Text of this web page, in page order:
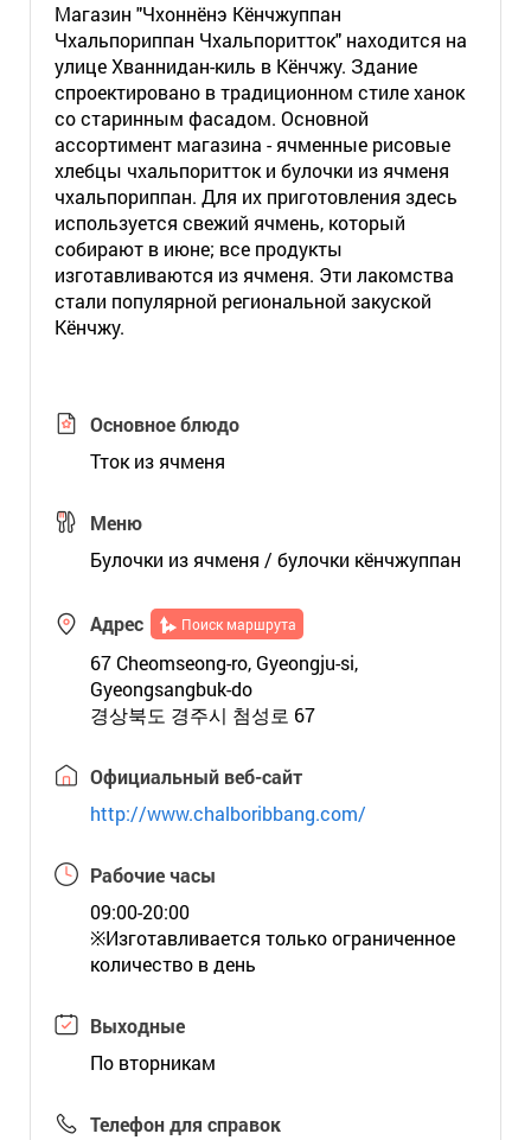
Магазин "Чхоннёнэ Кёнчжуппан
Чхальпориппан Чхальпоритток" находится на
улице Хваннидан-киль в Кёнчжу. Здание
спроектировано в традиционном стиле ханок
со старинным фасадом. Основной
ассортимент магазина - ячменные рисовые
хлебцы чхальпоритток и булочки из ячменя
чхальпориппан. Для их приготовления здесь
используется свежий ячмень, который
собирают в июне; все продукты
изготавливаются из ячменя. Эти лакомства
стали популярной региональной закуской
Кёнчжу.
Основное блюдо
Тток из ячменя
Меню
Булочки из ячменя / булочки кёнчжуппан
Адрес Поиск маршрута
67 Cheomseong-ro, Gyeongju-si,
Gyeongsangbuk-do
경상북도 경주시 첨성로 67
Официальный веб-сайт
http://www.chalboribbang.com/
Рабочие часы
09:00-20:00
※Изготавливается только ограниченное
количество в день
Выходные
По вторникам
Телефон для справок